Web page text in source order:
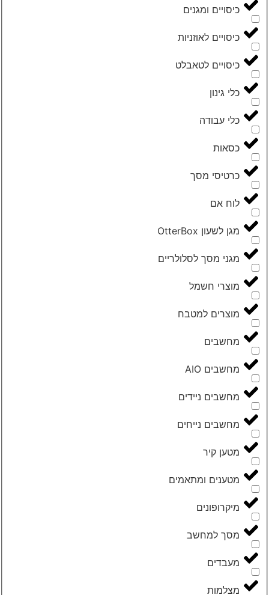
כיסויים ומגנים
כיסויים לאוזניות
כיסויים לטאבלט
כלי גינון
כלי עבודה
כסאות
כרטיסי מסך
לוח אם
מגן לשעון OtterBox
מגני מסך לסלולריים
מוצרי חשמל
מוצרים למטבח
מחשבים
מחשבים AIO
מחשבים ניידים
מחשבים נייחים
מטען קיר
מטענים ומתאמים
מיקרופונים
מסך למחשב
מעבדים
מצלמות